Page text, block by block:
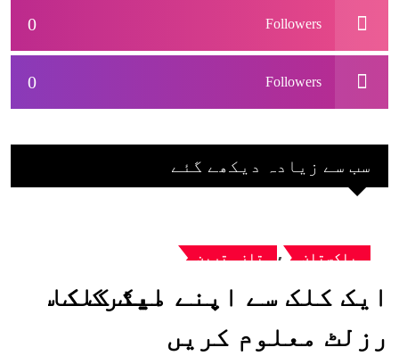
0 Followers
0 Followers
سب سے زیادہ دیکھے گئے
پاکستان , تازہ ترین
ایک کلک سے اپنے میٹرک کا
رزلٹ معلوم کریں